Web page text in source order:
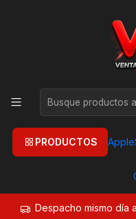
PRODUCTOS Apple
Despacho mismo día